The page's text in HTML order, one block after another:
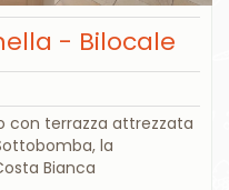
- Bilocale
con terrazza attrezzata
la
Bianca